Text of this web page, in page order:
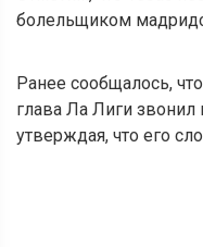
болельщиком
Ранее сообщалось,
глава Ла Лиги звонил
утверждая, что его